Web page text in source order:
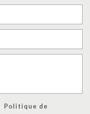
Politique de